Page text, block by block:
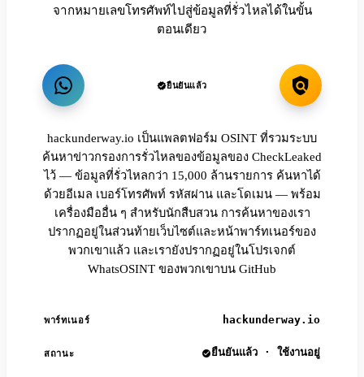
จากหมายเลขโทรศัพท์ไปสู่ข้อมูลที่รั่วไหลได้ในขั้น
ตอนเดียว
ยืนยันแล้ว
hackunderway.io เป็นแพลตฟอร์ม OSINT ที่รวมระบบ
ค้นหาข่าวกรองการรั่วไหลของข้อมูลของ CheckLeaked
ไว้ — ข้อมูลที่รั่วไหลกว่า 15,000 ล้านรายการ ค้นหาได้
ด้วยอีเมล เบอร์โทรศัพท์ รหัสผ่าน และโดเมน — พร้อม
เครื่องมืออื่น ๆ สำหรับนักสืบสวน การค้นหาของเรา
ปรากฏอยู่ในส่วนท้ายเว็บไซต์และหน้าพาร์ทเนอร์ของ
พวกเขาแล้ว และเรายังปรากฏอยู่ในโปรเจกต์
WhatsOSINT ของพวกเขาบน GitHub
พาร์ทเนอร์ hackunderway.io
สถานะ ยืนยันแล้ว · ใช้งานอยู่